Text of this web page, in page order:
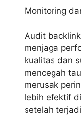
Monitoring
Audit
menjaga
kualitas dan
mencegah
merusak
lebih efektif
setelah